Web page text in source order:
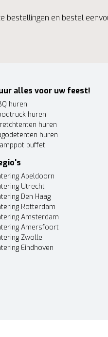
bestellingen en bestel
alles voor uw feest!
huren
huren
huren
huren
buffet
Apeldoorn
Utrecht
Den Haag
Rotterdam
Amsterdam
Amersfoort
Zwolle
Eindhoven